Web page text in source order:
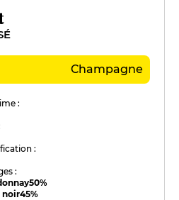
Champagne
:
:
:
50%
noir45%